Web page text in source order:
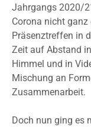
Jahrgangs 2020/
Corona nicht
Präsenztreffen in
Zeit auf Abstand
Himmel und in
Mischung an
Zusammenarbeit.
Doch nun ging es